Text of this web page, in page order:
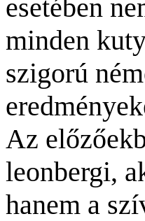
esetében
minden
szigorú
Az
leonbergi,
hanem a